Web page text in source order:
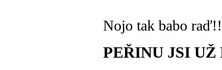
Nojo tak babo raď!!
PEŘINU JSI